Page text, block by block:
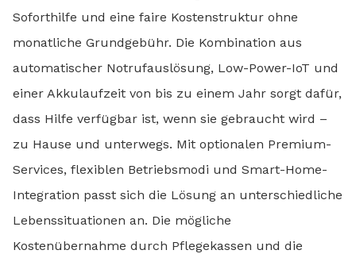
Soforthilfe und eine faire Kostenstruktur ohne
monatliche Grundgebühr. Die Kombination aus
automatischer Notrufauslösung, Low-Power-IoT und
einer Akkulaufzeit von bis zu einem Jahr sorgt dafür,
dass Hilfe verfügbar ist, wenn sie gebraucht wird –
zu Hause und unterwegs. Mit optionalen Premium-
Services, flexiblen Betriebsmodi und Smart-Home-
Integration passt sich die Lösung an unterschiedliche
Lebenssituationen an. Die mögliche
Kostenübernahme durch Pflegekassen und die